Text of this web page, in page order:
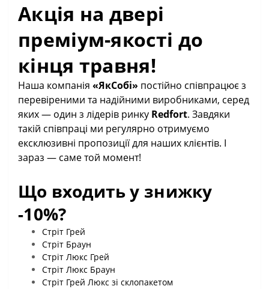
Акція на двері
преміум-якості до
кінця травня!
Наша компанія «ЯкСобі» постійно співпрацює з
перевіреними та надійними виробниками, серед
яких — один з лідерів ринку Redfort. Завдяки
такій співпраці ми регулярно отримуємо
ексклюзивні пропозиції для наших клієнтів. І
зараз — саме той момент!
Що входить у знижку
-10%?
Стріт Грей
Стріт Браун
Стріт Люкс Грей
Стріт Люкс Браун
Стріт Грей Люкс зі склопакетом